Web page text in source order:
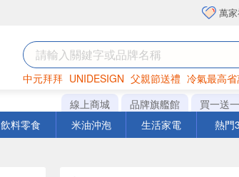
萬
中元拜拜 UNIDESIGN 父親節送禮 冷氣最高
巧克力 罐頭 衛生紙
線上商城 品牌旗艦館 買一送一
飲料零食 米油沖泡 生活家電 熱門